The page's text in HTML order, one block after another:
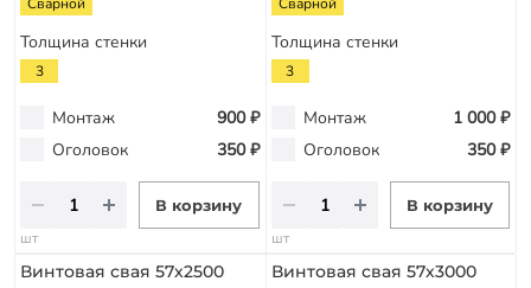
Сварной
Толщина стенки
3
Монтаж
900 ₽
Оголовок
350 ₽
В корзину
шт
Сварной
Толщина стенки
3
Монтаж
1 000 ₽
Оголовок
350 ₽
В корзину
шт
Винтовая свая 57х2500 Винтовая свая 57х3000